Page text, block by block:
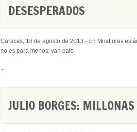
DESESPERADOS
Caracas, 18 de agosto de 2013.- En Miraflores
no es para menos: van palo
...
JULIO BORGES: